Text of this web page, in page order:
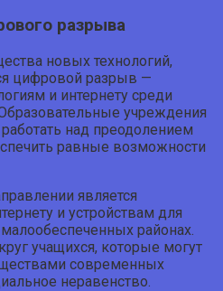
разрыва
новых технологий,
цифровой разрыв —
и интернету среди
учреждения
над преодолением
равные возможности
является
и устройствам для
районах.
учащихся, которые могут
современных
неравенство.